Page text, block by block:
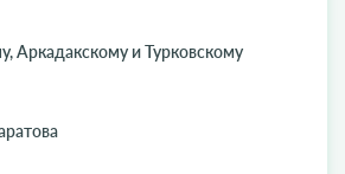
Аркадакскому и Турковскому